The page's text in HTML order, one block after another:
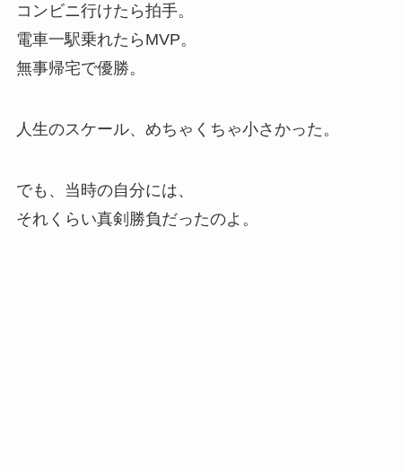
コンビニ行けたら拍手。
電車一駅乗れたらMVP。
無事帰宅で優勝。
人生のスケール、めちゃくちゃ小さかった。
でも、当時の自分には、
それくらい真剣勝負だったのよ。